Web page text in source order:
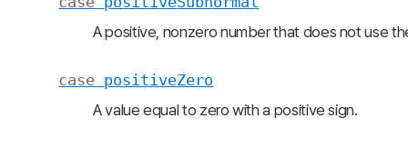
A positive, nonzero number that does not use
case positiveZero
A value equal to zero with a positive sign.